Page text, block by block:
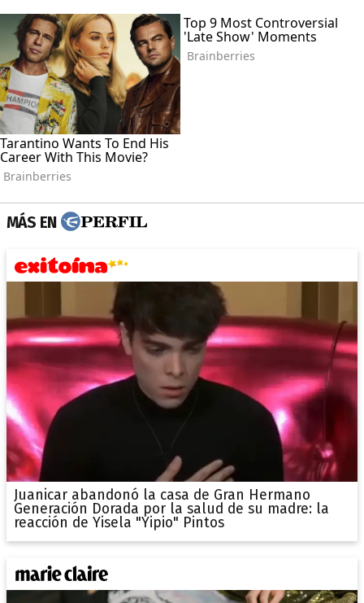
MÁS EN
Juanicar abandonó la casa de Gran Hermano
Generación Dorada por la salud de su madre: la
reacción de Yisela "Yipio" Pintos